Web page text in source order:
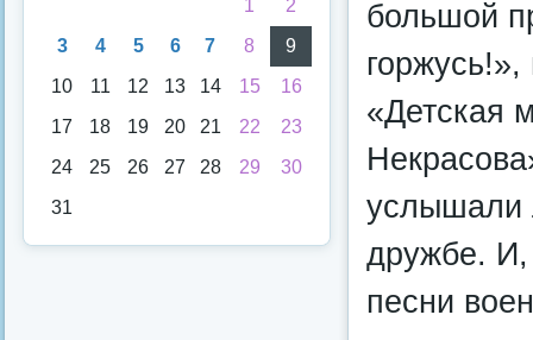
большой
«Детская
услышали
дружбе. И,
песни
1
2
3
4 5 6 7 8
9
10
11 12 13 14 15
16
17
18 19 20 21 22
23
24
25 26 27 28 29
30
31